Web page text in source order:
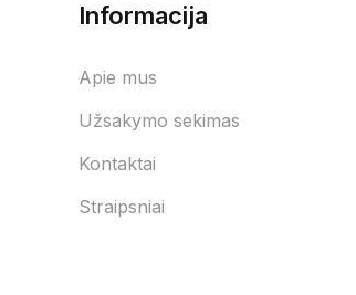
Informacija
Apie mus
Užsakymo sekimas
Kontaktai
Straipsniai